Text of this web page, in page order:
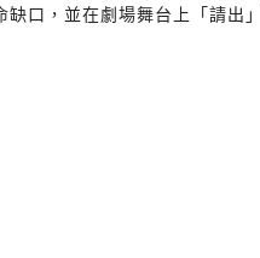
口，並在劇場舞台上「請出